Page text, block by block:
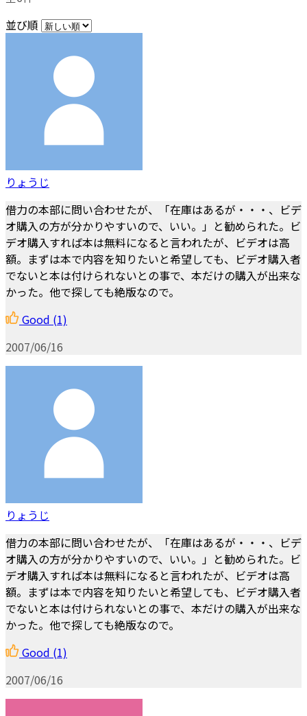
並び順
りょうじ
借力の本部に問い合わせたが、「在庫はあるが・・・、ビデ
オ購入の方が分かりやすいので、いい。」と勧められた。ビ
デオ購入すれば本は無料になると言われたが、ビデオは高
額。まずは本で内容を知りたいと希望しても、ビデオ購入者
でないと本は付けられないとの事で、本だけの購入が出来な
かった。他で探しても絶版なので。
Good (1)
2007/06/16
りょうじ
借力の本部に問い合わせたが、「在庫はあるが・・・、ビデ
オ購入の方が分かりやすいので、いい。」と勧められた。ビ
デオ購入すれば本は無料になると言われたが、ビデオは高
額。まずは本で内容を知りたいと希望しても、ビデオ購入者
でないと本は付けられないとの事で、本だけの購入が出来な
かった。他で探しても絶版なので。
Good (1)
2007/06/16